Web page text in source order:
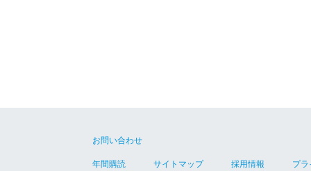
お問い合わせ
年間購読 サイトマップ 採用情報 プ